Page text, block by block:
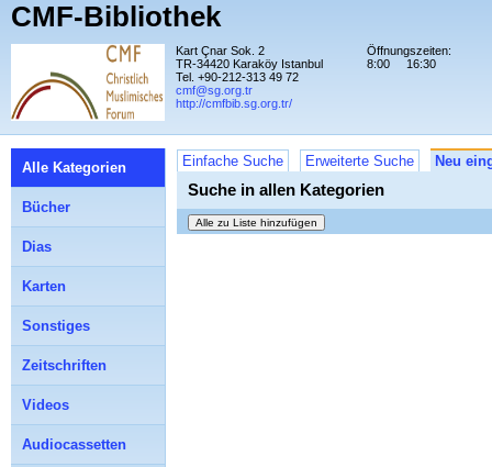
CMF-Bibliothek
Kart Çnar Sok. 2
TR-34420 Karaköy Istanbul
Tel. +90-212-313 49 72
cmf@sg.org.tr
http://cmfbib.sg.org.tr/
Öffnungszeiten:
8:00
16:30
Einfache Suche Erweiterte Suche Neu
Suche in allen Kategorien
Alle Kategorien
Bücher
Dias
Karten
Sonstiges
Zeitschriften
Videos
Audiocassetten